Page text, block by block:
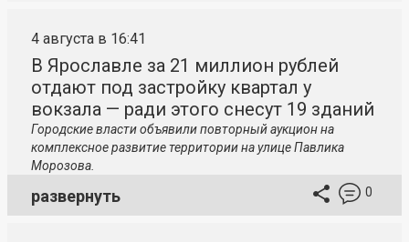
4 августа в 16:41
В Ярославле за 21 миллион рублей
отдают под застройку квартал у
вокзала — ради этого снесут 19 зданий
Городские власти объявили повторный аукцион на
комплексное развитие территории на улице Павлика
Морозова.
развернуть 0